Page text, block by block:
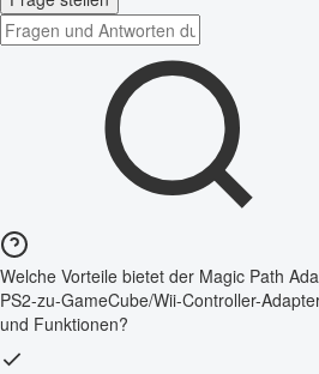
Welche Vorteile bietet der Magic Path
PS2-zu-GameCube/Wii-Controller-
und Funktionen?